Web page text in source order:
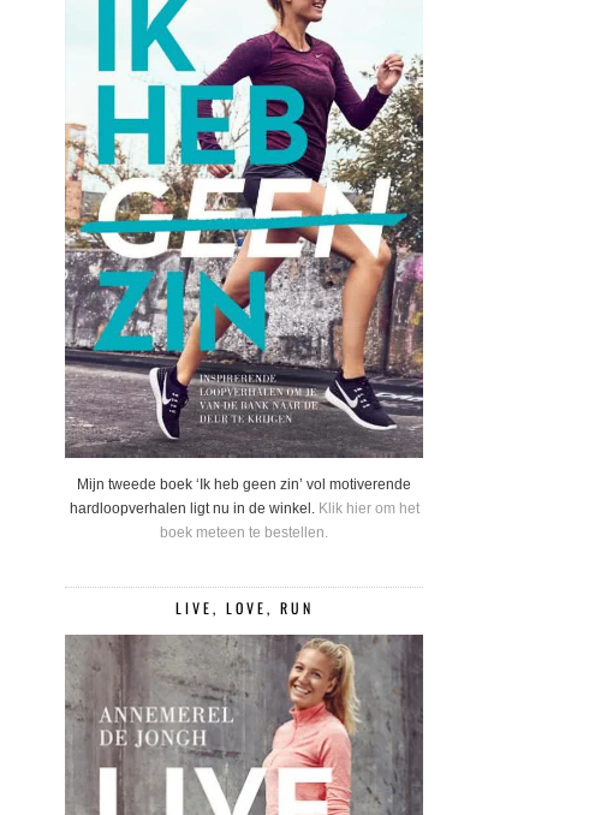
Mijn tweede boek ‘Ik heb geen zin’ vol motiverende
hardloopverhalen ligt nu in de winkel. Klik hier om het
boek meteen te bestellen.
LIVE, LOVE, RUN